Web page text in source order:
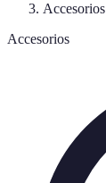
Accesorios
Accesorios